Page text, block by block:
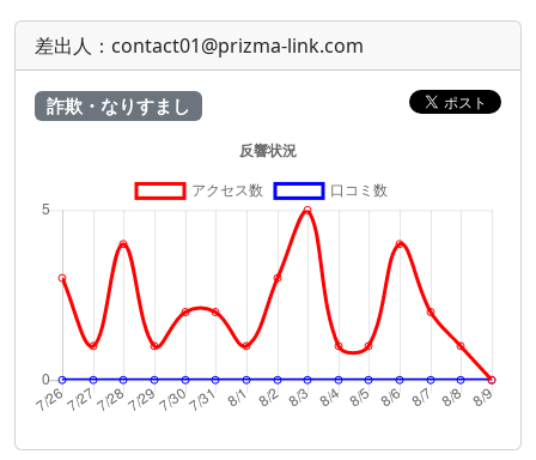
差出人：contact01@prizma-link.com
詐欺・なりすまし